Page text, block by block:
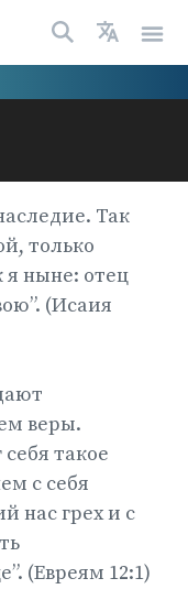
Так
только
я ныне: отец
(Исаия
веры.
такое
с себя
нас грех и с
(Евреям 12:1)